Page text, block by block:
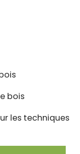
bois
les techniques